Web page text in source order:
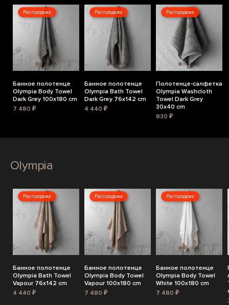
Распродажа
Банное полотенце
Olympia Body Towel
Dark Grey 100x180 cm
7 480 ₽
Распродажа
Банное полотенце
Olympia Bath Towel
Dark Grey 76x142 cm
4 440 ₽
Распродажа
Полотенце-салфетка
Olympia Washcloth
Towel Dark Grey
30x40 cm
830 ₽
Olympia
Распродажа
Банное полотенце
Olympia Bath Towel
Vapour 76x142 cm
4 440 ₽
Распродажа
Банное полотенце
Olympia Body Towel
Vapour 100x180 cm
7 480 ₽
Распродажа
Банное полотенце
Olympia Body Towel
White 100x180 cm
7 480 ₽